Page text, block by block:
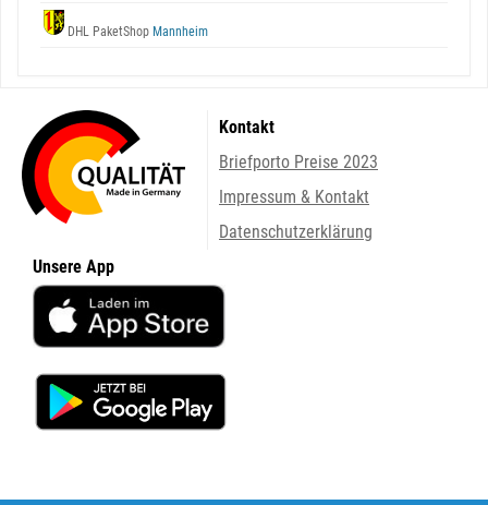
DHL PaketShop Mannheim
Kontakt
Briefporto Preise 2023
Impressum & Kontakt
Datenschutzerklärung
Unsere App